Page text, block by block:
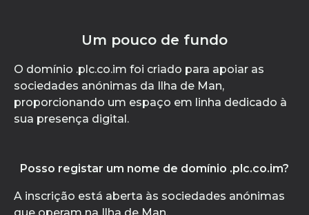
Um pouco de fundo
O domínio .plc.co.im foi criado para apoiar as
sociedades anónimas da Ilha de Man,
proporcionando um espaço em linha dedicado à
sua presença digital.
Posso registar um nome de domínio .plc.co.im?
A inscrição está aberta às sociedades anónimas